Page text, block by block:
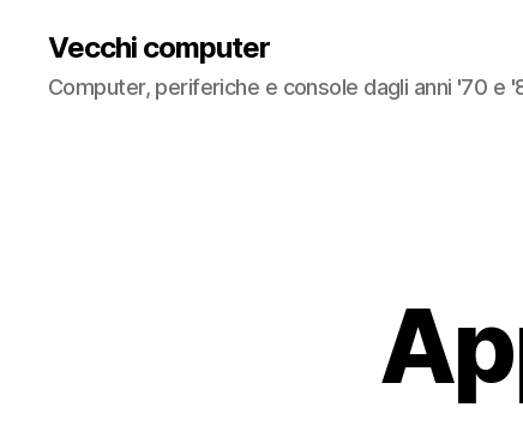
Vecchi computer
Computer, periferiche e console dagli anni '70 e